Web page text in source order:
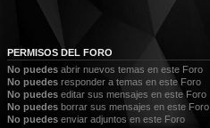
PERMISOS DEL FORO
No puedes abrir nuevos temas en este Foro
No puedes responder a temas en este Foro
No puedes editar sus mensajes en este Foro
No puedes borrar sus mensajes en este Foro
No puedes enviar adjuntos en este Foro